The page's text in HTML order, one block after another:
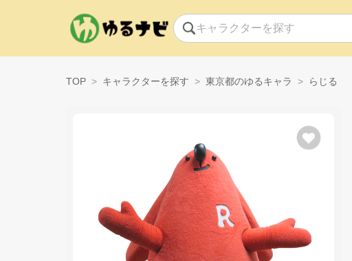
TOP キャラクターを探す 東京都のゆるキャラ らじる